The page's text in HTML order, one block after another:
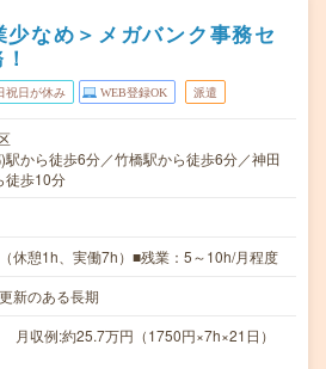
少なめ＞メガバンク事務セ
祝日が休み WEB登録OK 派遣
駅から徒歩6分／竹橋駅から徒歩6分／神田
徒歩10分
休憩1h、実働7h）■残業：5～10h/月程度
新のある長期
月収例:約25.7万円（1750円×7h×21日）